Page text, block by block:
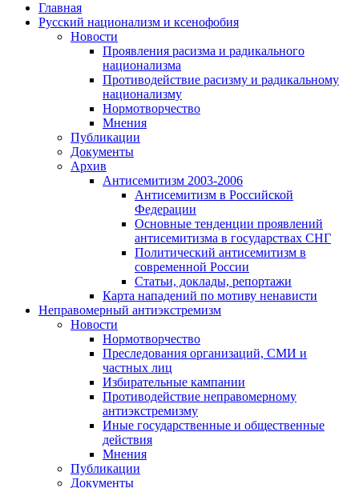
Главная
Русский национализм и ксенофобия
Новости
Проявления расизма и радикального
национализма
Противодействие расизму и радикальному
национализму
Нормотворчество
Мнения
Публикации
Документы
Архив
Антисемитизм 2003-2006
Антисемитизм в Российской
Федерации
Основные тенденции проявлений
антисемитизма в государствах СНГ
Политический антисемитизм в
современной России
Статьи, доклады, репортажи
Карта нападений по мотиву ненависти
Неправомерный антиэкстремизм
Новости
Нормотворчество
Преследования организаций, СМИ и
частных лиц
Избирательные кампании
Противодействие неправомерному
антиэкстремизму
Иные государственные и общественные
действия
Мнения
Публикации
Документы